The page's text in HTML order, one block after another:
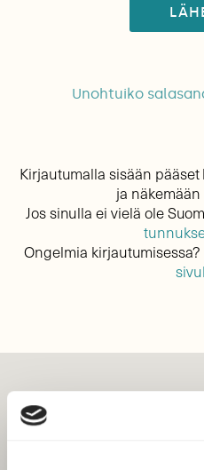
Unohtuiko
Kirjautumalla sisään
ja
Jos sinulla ei vielä ole
Ongelmia